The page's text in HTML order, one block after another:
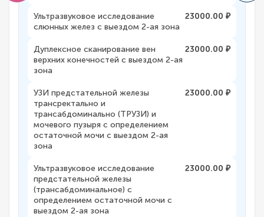
Ультразвуковое исследование
слюнных желез с выездом 2-ая зона
23000.00 ₽
Дуплексное сканирование вен
верхних конечностей с выездом 2-ая
зона
23000.00 ₽
УЗИ предстательной железы
трансректально и
трансабдоминально (ТРУЗИ) и
мочевого пузыря с определением
остаточной мочи с выездом 2-ая
зона
23000.00 ₽
Ультразвуковое исследование
предстательной железы
(трансабдоминальное) с
определением остаточной мочи с
выездом 2-ая зона
23000.00 ₽